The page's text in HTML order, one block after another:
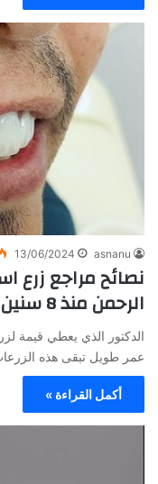
asnanu
13/06/2024
نصائح مراجع زرع
الرحمن منذ 8 سنين
الدكتور الذي يعطي قيمة
عمر طويل تبقى هذه
أكمل القراءة »